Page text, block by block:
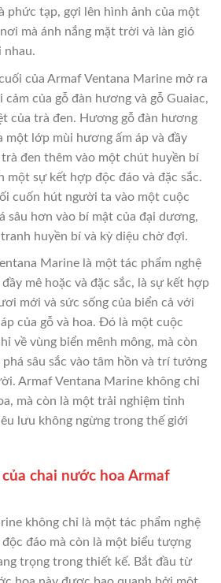
phức tạp, gợi lên hình ảnh của một
mà ánh nắng mặt trời và làn gió
nhau.
của Armaf Ventana Marine mở ra
cảm của gỗ đàn hương và gỗ Guaiac,
của trà đen. Hương gỗ đàn hương
một lớp mùi hương ấm áp và đầy
đen thêm vào một chút huyền bí
một sự kết hợp độc đáo và đặc sắc.
cuốn hút người ta vào một cuộc
sâu hơn vào bí mật của đại dương,
huyền bí và kỳ diệu chờ đợi.
Marine là một tác phẩm nghệ
mê hoặc và đặc sắc, là sự kết hợp
mới và sức sống của biển cả với
của gỗ và hoa. Đó là một cuộc
về vùng biển mênh mông, mà còn
phá sâu sắc vào tâm hồn và trí tưởng
Armaf Ventana Marine không chỉ
mà còn là một trải nghiệm tinh
lưu không ngừng trong thế giới
chai nước hoa Armaf
không chỉ là một tác phẩm nghệ
đáo mà còn là một biểu tượng
trọng trong thiết kế. Bắt đầu từ